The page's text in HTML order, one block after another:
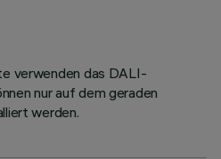
verwenden das DALI-
nur auf dem geraden
werden.